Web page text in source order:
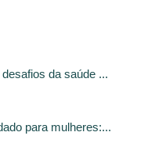
da saúde ...
para mulheres:...